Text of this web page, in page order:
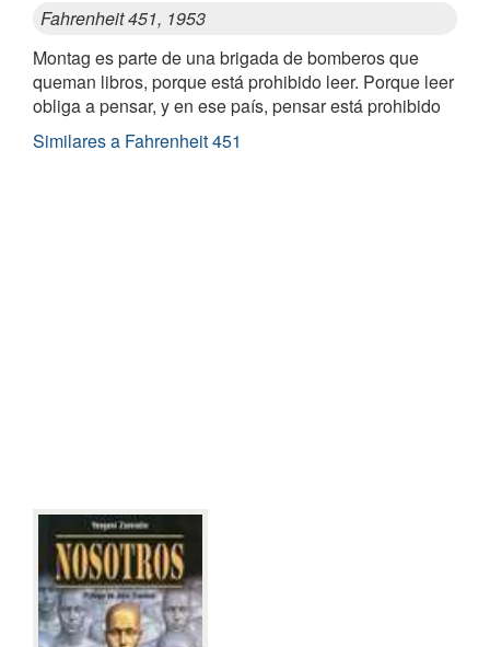
Fahrenheit 451, 1953
Montag es parte de una brigada de bomberos que
queman libros, porque está prohibido leer. Porque leer
obliga a pensar, y en ese país, pensar está prohibido
Similares a Fahrenheit 451